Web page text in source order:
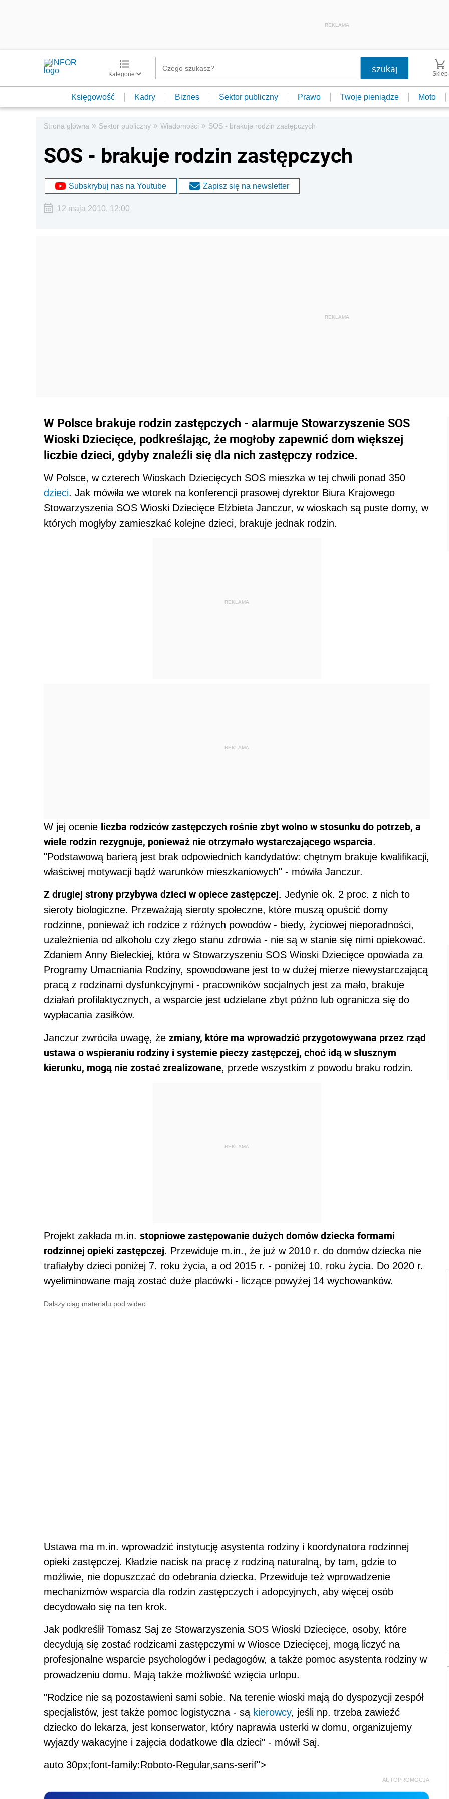
REKLAMA
Kategorie Sklep
Księgowość Kadry Biznes Sektor publiczny Prawo Twoje pieniądze Moto
Strona główna » Sektor publiczny » Wiadomości » SOS - brakuje rodzin zastępczych
SOS - brakuje rodzin zastępczych
Subskrybuj nas na Youtube Zapisz się na newsletter
12 maja 2010, 12:00
W Polsce brakuje rodzin zastępczych - alarmuje Stowarzyszenie SOS
Wioski Dziecięce, podkreślając, że mogłoby zapewnić dom większej
liczbie dzieci, gdyby znaleźli się dla nich zastępczy rodzice.
W Polsce, w czterech Wioskach Dziecięcych SOS mieszka w tej chwili ponad 350
dzieci. Jak mówiła we wtorek na konferencji prasowej dyrektor Biura Krajowego
Stowarzyszenia SOS Wioski Dziecięce Elżbieta Janczur, w wioskach są puste domy, w
których mogłyby zamieszkać kolejne dzieci, brakuje jednak rodzin.
REKLAMA
REKLAMA
W jej ocenie liczba rodziców zastępczych rośnie zbyt wolno w stosunku do potrzeb, a
wiele rodzin rezygnuje, ponieważ nie otrzymało wystarczającego wsparcia.
"Podstawową barierą jest brak odpowiednich kandydatów: chętnym brakuje kwalifikacji,
właściwej motywacji bądź warunków mieszkaniowych" - mówiła Janczur.
Z drugiej strony przybywa dzieci w opiece zastępczej. Jedynie ok. 2 proc. z nich to
sieroty biologiczne. Przeważają sieroty społeczne, które muszą opuścić domy
rodzinne, ponieważ ich rodzice z różnych powodów - biedy, życiowej nieporadności,
uzależnienia od alkoholu czy złego stanu zdrowia - nie są w stanie się nimi opiekować.
Zdaniem Anny Bieleckiej, która w Stowarzyszeniu SOS Wioski Dziecięce opowiada za
Programy Umacniania Rodziny, spowodowane jest to w dużej mierze niewystarczającą
pracą z rodzinami dysfunkcyjnymi - pracowników socjalnych jest za mało, brakuje
działań profilaktycznych, a wsparcie jest udzielane zbyt późno lub ogranicza się do
wypłacania zasiłków.
Janczur zwróciła uwagę, że zmiany, które ma wprowadzić przygotowywana przez rząd
ustawa o wspieraniu rodziny i systemie pieczy zastępczej, choć idą w słusznym
kierunku, mogą nie zostać zrealizowane, przede wszystkim z powodu braku rodzin.
REKLAMA
Projekt zakłada m.in. stopniowe zastępowanie dużych domów dziecka formami
rodzinnej opieki zastępczej. Przewiduje m.in., że już w 2010 r. do domów dziecka nie
trafiałyby dzieci poniżej 7. roku życia, a od 2015 r. - poniżej 10. roku życia. Do 2020 r.
wyeliminowane mają zostać duże placówki - liczące powyżej 14 wychowanków.
Dalszy ciąg materiału pod wideo
Ustawa ma m.in. wprowadzić instytucję asystenta rodziny i koordynatora rodzinnej
opieki zastępczej. Kładzie nacisk na pracę z rodziną naturalną, by tam, gdzie to
możliwie, nie dopuszczać do odebrania dziecka. Przewiduje też wprowadzenie
mechanizmów wsparcia dla rodzin zastępczych i adopcyjnych, aby więcej osób
decydowało się na ten krok.
Jak podkreślił Tomasz Saj ze Stowarzyszenia SOS Wioski Dziecięce, osoby, które
decydują się zostać rodzicami zastępczymi w Wiosce Dziecięcej, mogą liczyć na
profesjonalne wsparcie psychologów i pedagogów, a także pomoc asystenta rodziny w
prowadzeniu domu. Mają także możliwość wzięcia urlopu.
"Rodzice nie są pozostawieni sami sobie. Na terenie wioski mają do dyspozycji zespół
specjalistów, jest także pomoc logistyczna - są kierowcy, jeśli np. trzeba zawieźć
dziecko do lekarza, jest konserwator, który naprawia usterki w domu, organizujemy
wyjazdy wakacyjne i zajęcia dodatkowe dla dzieci" - mówił Saj.
auto 30px;font-family:Roboto-Regular,sans-serif">
AUTOPROMOCJA